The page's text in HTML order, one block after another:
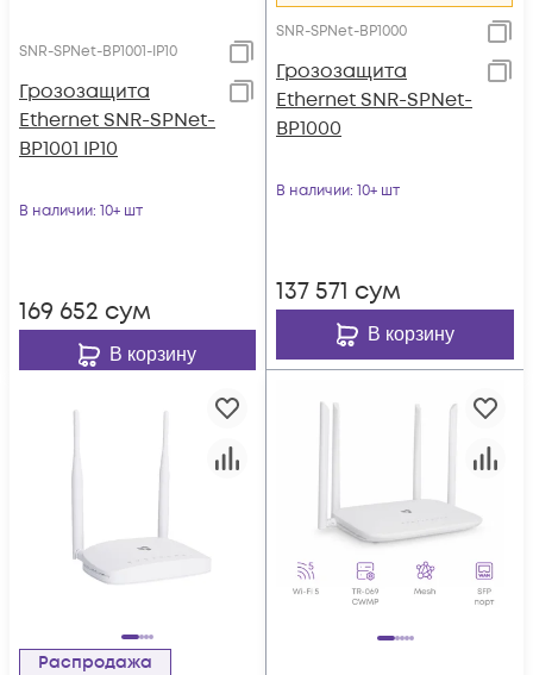
SNR-SPNet-BP1001-IP10
Грозозащита
Ethernet SNR-SPNet-
BP1001 IP10
В наличии: 10+ шт
169 652 сум
В корзину
SNR-SPNet-BP1000
Грозозащита
Ethernet SNR-SPNet-
BP1000
В наличии: 10+ шт
137 571 сум
В корзину
Распродажа